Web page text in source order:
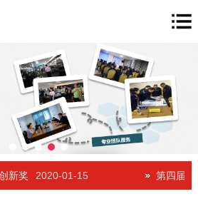
奖 2020-01-15 第四届亚洲